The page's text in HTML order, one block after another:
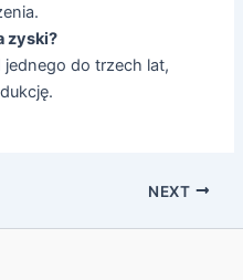
zyski?
do trzech lat,
NEXT